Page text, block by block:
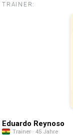
TRAINER:
Eduardo Reynoso
Trainer · 45 Jahre